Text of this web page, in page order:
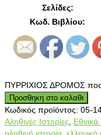
Σελίδες:
Κωδ. Βιβλίου:
ΠΥΡΡΙΧΙΟΣ ΔΡΟΜΟΣ
Προσθηκη στο καλαθι
Κωδικός προϊόντος: 05-
Αληθινές Ιστορίες, Εθνικά